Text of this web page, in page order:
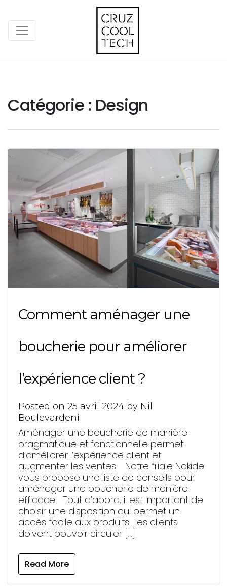
Catégorie : Design
Comment aménager une
boucherie pour améliorer
l’expérience client ?
Posted on 25 avril 2024 by Nil
Boulevardenil
Aménager une boucherie de manière
pragmatique et fonctionnelle permet
d’améliorer l’expérience client et
augmenter les ventes. Notre filiale Nakide
vous propose une liste de conseils pour
aménager une boucherie de manière
efficace Tout d’abord, il est important de
choisir une disposition qui permet un
accès facile aux produits. Les clients
doivent pouvoir circuler […]
Read More